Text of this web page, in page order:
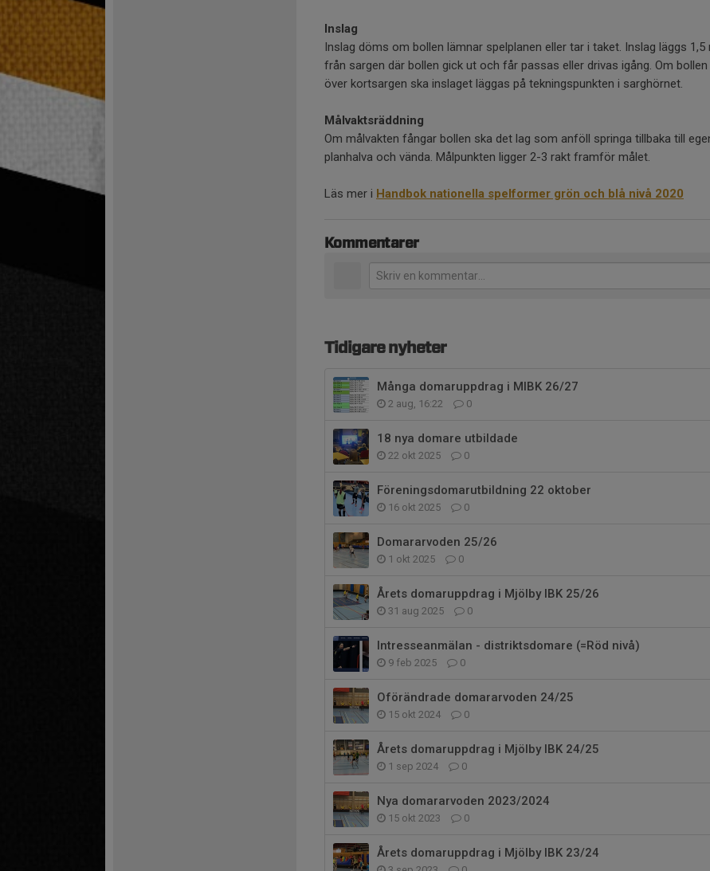
Inslag
Inslag döms om bollen lämnar spelplanen eller tar i taket. Inslag läggs 1,5
från sargen där bollen gick ut och får passas eller drivas igång. Om
över kortsargen ska inslaget läggas på tekningspunkten i sarghörnet.
Målvaktsräddning
Om målvakten fångar bollen ska det lag som anföll springa tillbaka till
planhalva och vända. Målpunkten ligger 2-3 rakt framför målet.
Läs mer i Handbok nationella spelformer grön och blå nivå 2020
Kommentarer
Tidigare nyheter
Många domaruppdrag i MIBK 26/27
2 aug, 16:22 0
18 nya domare utbildade
22 okt 2025 0
Föreningsdomarutbildning 22 oktober
16 okt 2025 0
Domararvoden 25/26
1 okt 2025 0
Årets domaruppdrag i Mjölby IBK 25/26
31 aug 2025 0
Intresseanmälan - distriktsdomare (=Röd nivå)
9 feb 2025 0
Oförändrade domararvoden 24/25
15 okt 2024 0
Årets domaruppdrag i Mjölby IBK 24/25
1 sep 2024 0
Nya domararvoden 2023/2024
15 okt 2023 0
Årets domaruppdrag i Mjölby IBK 23/24